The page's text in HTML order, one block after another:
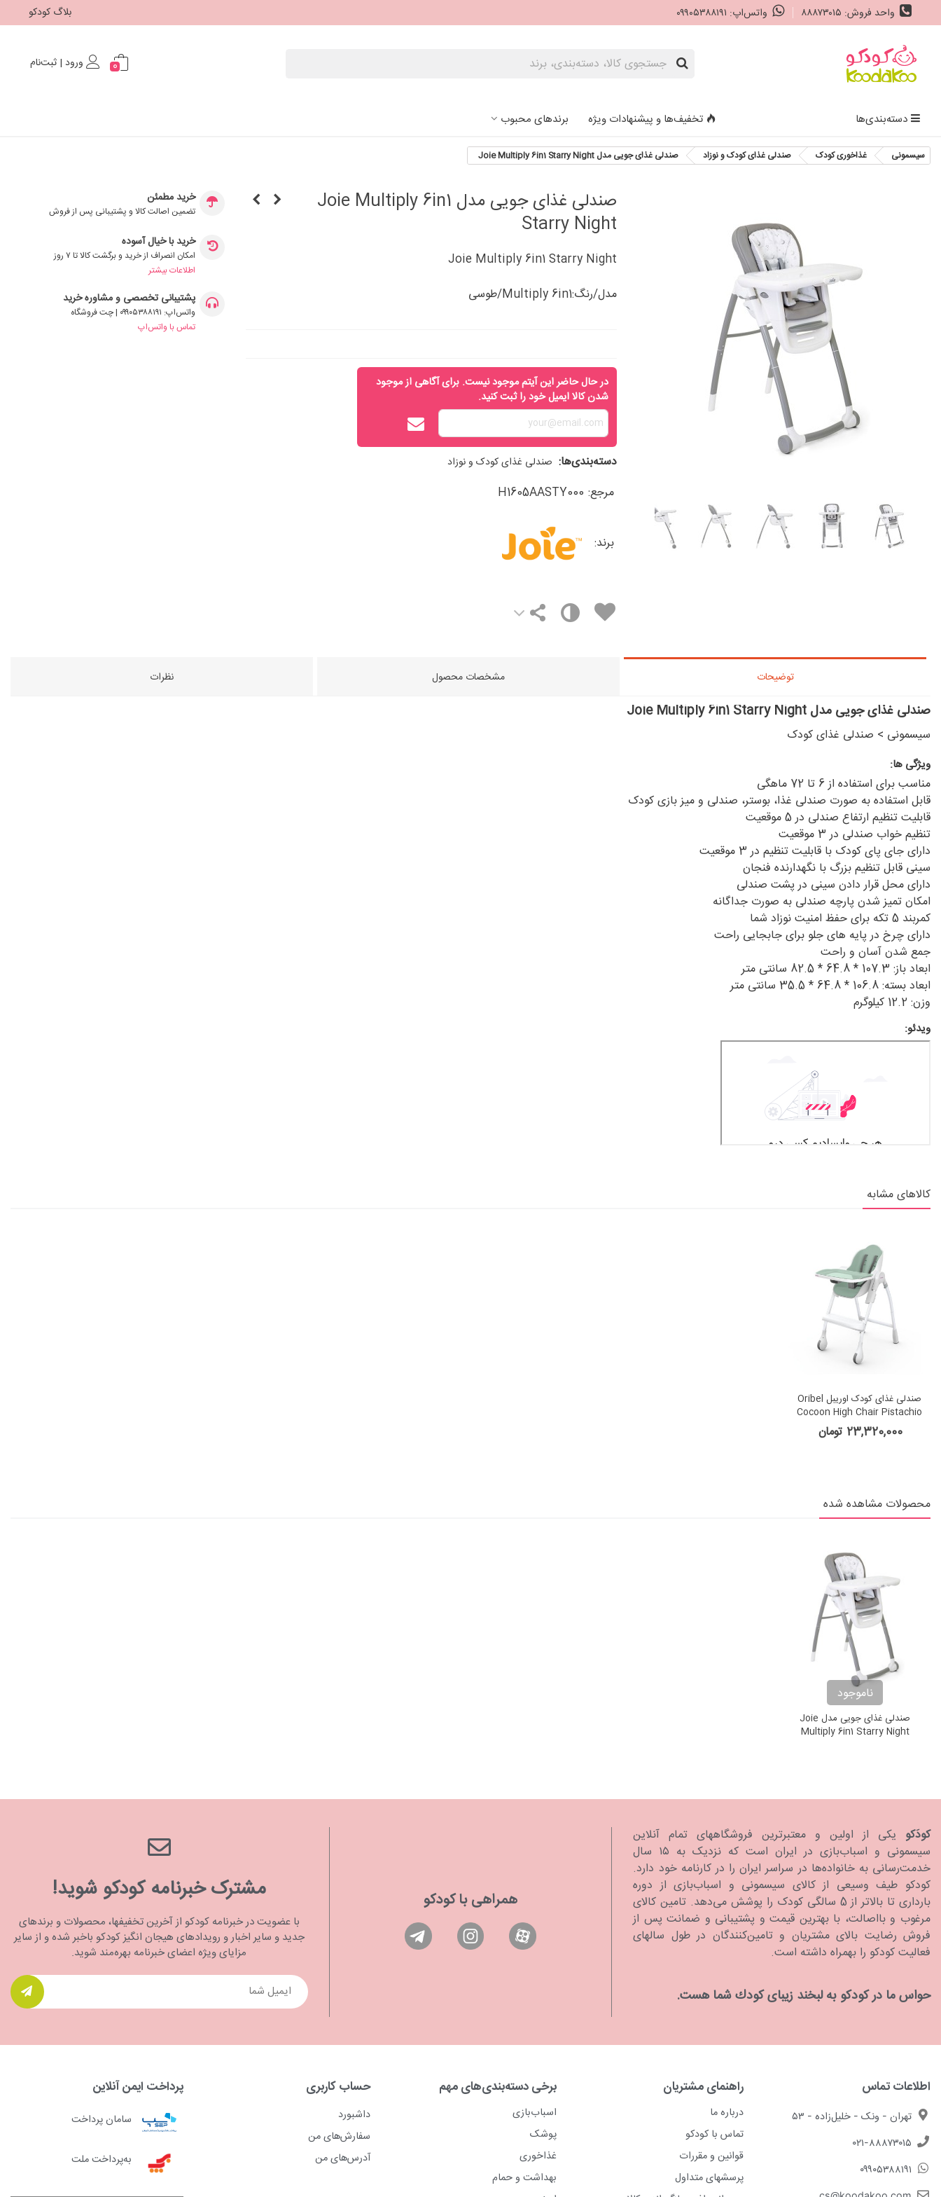
واحد فروش: ۸۸۸۷۳۰۱۵ واتس‌اپ: ۰۹۹۰۵۳۸۸۱۹۱ بلاگ کودکو
0 ورود | ثبت‌نام
دسته‌بندی‌ها تخفیف‌ها و پیشنهادات ویژه برندهای محبوب
سیسمونی غذاخوری کودک صندلی غذای کودک و نوزاد صندلی غذای جویی مدل Joie Multiply 6in1 Starry Night
صندلی غذای جویی مدل Joie Multiply 6in1
Starry Night
Joie Multiply 6in1 Starry Night
مدل/رنگ:Multiply 6in1/طوسی
در حال حاضر این آیتم موجود نیست. برای آگاهی از موجود
شدن کالا ایمیل خود را ثبت کنید.
دسته‌بندی‌ها: صندلی غذای کودک و نوزاد
مرجع: H1605AASTY000
برند:
خرید مطمئن
تضمین اصالت کالا و پشتیبانی پس از فروش
خرید با خیال آسوده
امکان انصراف از خرید و برگشت کالا تا ۷ روز
اطلاعات بیشتر
پشتیبانی تخصصی و مشاوره خرید
واتس‌اپ: ۰۹۹۰۵۳۸۸۱۹۱ | چت فروشگاه
تماس با واتس‌اپ
توضیحات مشخصات محصول نظرات
صندلی غذای جویی مدل Joie Multiply 6in1 Starry Night
سیسمونی > صندلی غذای کودک
ویژگی ها:
مناسب براى استفاده از 6 تا 72 ماهگی
قابل استفاده به صورت صندلی غذا، بوستر، صندلی و میز بازی کودک
قابلیت تنظیم ارتفاع صندلی در 5 موقعیت
تنظیم خواب صندلی در 3 موقعیت
دارای جاى پاى کودک با قابلیت تنظیم در 3 موقعیت
سینی قابل تنظیم بزرگ با نگهدارنده فنجان
دارای محل قرار دادن سینی در پشت صندلی
امكان تميز شدن پارچه صندلی به صورت جداگانه
کمربند 5 تکه برای حفظ امنیت نوزاد شما
دارای چرخ در پایه های جلو برای جابجایی راحت
جمع شدن آسان و راحت
ابعاد باز: 107.3 * 64.8 * 82.5 سانتی متر
ابعاد بسته: 106.8 * 64.8 * 35.5 سانتی متر
وزن: 12.2 کیلوگرم
ویدئو:
کالاهای مشابه
صندلی غذای کودک اوریبل Oribel
Cocoon High Chair Pistachio
Macaron
23,320,000 تومان
محصولات مشاهده شده
ناموجود
صندلی غذای جویی مدل Joie
Multiply 6in1 Starry Night
کودَکو یکی از اولین و معتبرترین فروشگاههای تمام آنلاین
سیسمونی و اسباب‌بازی در ایران است که نزدیک به ۱۵ سال
خدمت‌رسانی به خانواده‌ها در سراسر ایران را در کارنامه خود دارد.
كودكو طیف وسیعی از کالای سیسمونی و اسباب‌بازی از دوره
بارداری تا بالاتر از 5 سالگی کودک را پوشش می‌دهد. تامین کالای
مرغوب و بااصالت، با بهترین قیمت و پشتیبانی و ضمانت پس از
فروش رضایت بالای مشتریان و تامین‌کنندگان در طول سالهای
فعالیت کودکو را بهمراه داشته است.
حواس ما در كودكو به لبخند زیبای كودك شما هست.
همراهی با کودکو مشترک خبرنامه کودکو شوید!
با عضویت در خبرنامه کودکو از آخرین تخفیفها، محصولات و برندهای
جدید و سایر اخبار و رویدادهای هیجان انگیز کودکو باخبر شده و از سایر
مزایای ویژه اعضای خبرنامه بهره‌مند شوید.
اطلاعات تماس
تهران - ونک - خلیل‌زاده - ۵۳
۰۲۱-۸۸۸۷۳۰۱۵
۰۹۹۰۵۳۸۸۱۹۱
راهنمای مشتریان
درباره ما
تماس با کودکو
قوانین و مقررات
پرسشهای متداول
برخی دسته‌بندی‌های مهم
اسباب‌بازی
پوشک
غذاخوری
بهداشت و حمام
حساب کاربری
داشبورد
سفارش‌های من
آدرس‌های من
پرداخت ایمن آنلاین
سامان پرداخت
به‌پرداخت ملت